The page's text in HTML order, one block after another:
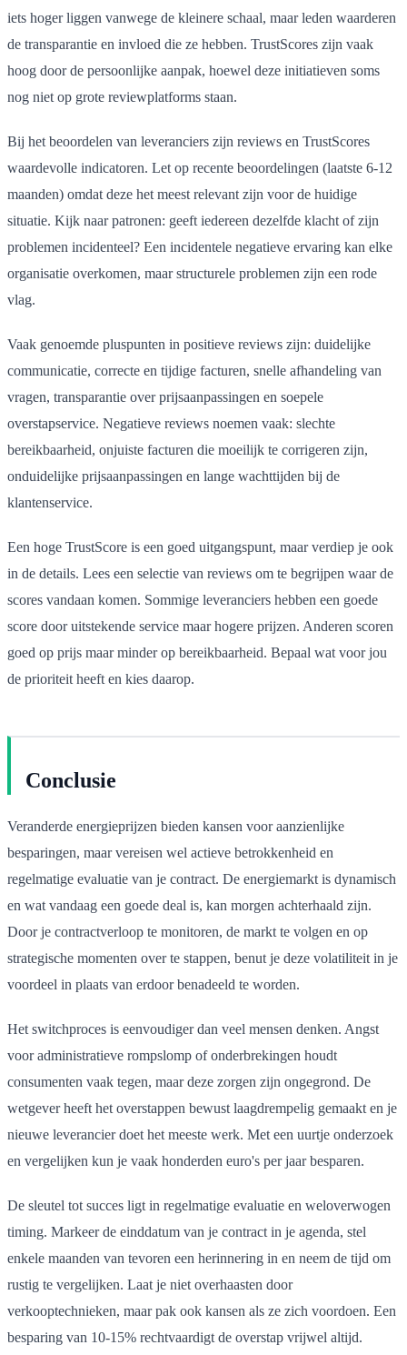
iets hoger liggen vanwege de kleinere schaal, maar leden waarderen
de transparantie en invloed die ze hebben. TrustScores zijn vaak
hoog door de persoonlijke aanpak, hoewel deze initiatieven soms
nog niet op grote reviewplatforms staan.
Bij het beoordelen van leveranciers zijn reviews en TrustScores
waardevolle indicatoren. Let op recente beoordelingen (laatste 6-12
maanden) omdat deze het meest relevant zijn voor de huidige
situatie. Kijk naar patronen: geeft iedereen dezelfde klacht of zijn
problemen incidenteel? Een incidentele negatieve ervaring kan elke
organisatie overkomen, maar structurele problemen zijn een rode
vlag.
Vaak genoemde pluspunten in positieve reviews zijn: duidelijke
communicatie, correcte en tijdige facturen, snelle afhandeling van
vragen, transparantie over prijsaanpassingen en soepele
overstapservice. Negatieve reviews noemen vaak: slechte
bereikbaarheid, onjuiste facturen die moeilijk te corrigeren zijn,
onduidelijke prijsaanpassingen en lange wachttijden bij de
klantenservice.
Een hoge TrustScore is een goed uitgangspunt, maar verdiep je ook
in de details. Lees een selectie van reviews om te begrijpen waar de
scores vandaan komen. Sommige leveranciers hebben een goede
score door uitstekende service maar hogere prijzen. Anderen scoren
goed op prijs maar minder op bereikbaarheid. Bepaal wat voor jou
de prioriteit heeft en kies daarop.
Conclusie
Veranderde energieprijzen bieden kansen voor aanzienlijke
besparingen, maar vereisen wel actieve betrokkenheid en
regelmatige evaluatie van je contract. De energiemarkt is dynamisch
en wat vandaag een goede deal is, kan morgen achterhaald zijn.
Door je contractverloop te monitoren, de markt te volgen en op
strategische momenten over te stappen, benut je deze volatiliteit in je
voordeel in plaats van erdoor benadeeld te worden.
Het switchproces is eenvoudiger dan veel mensen denken. Angst
voor administratieve rompslomp of onderbrekingen houdt
consumenten vaak tegen, maar deze zorgen zijn ongegrond. De
wetgever heeft het overstappen bewust laagdrempelig gemaakt en je
nieuwe leverancier doet het meeste werk. Met een uurtje onderzoek
en vergelijken kun je vaak honderden euro's per jaar besparen.
De sleutel tot succes ligt in regelmatige evaluatie en weloverwogen
timing. Markeer de einddatum van je contract in je agenda, stel
enkele maanden van tevoren een herinnering in en neem de tijd om
rustig te vergelijken. Laat je niet overhaasten door
verkooptechnieken, maar pak ook kansen als ze zich voordoen. Een
besparing van 10-15% rechtvaardigt de overstap vrijwel altijd.